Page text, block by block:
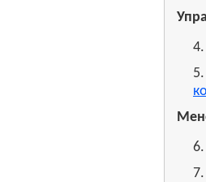
4.
5.
7.